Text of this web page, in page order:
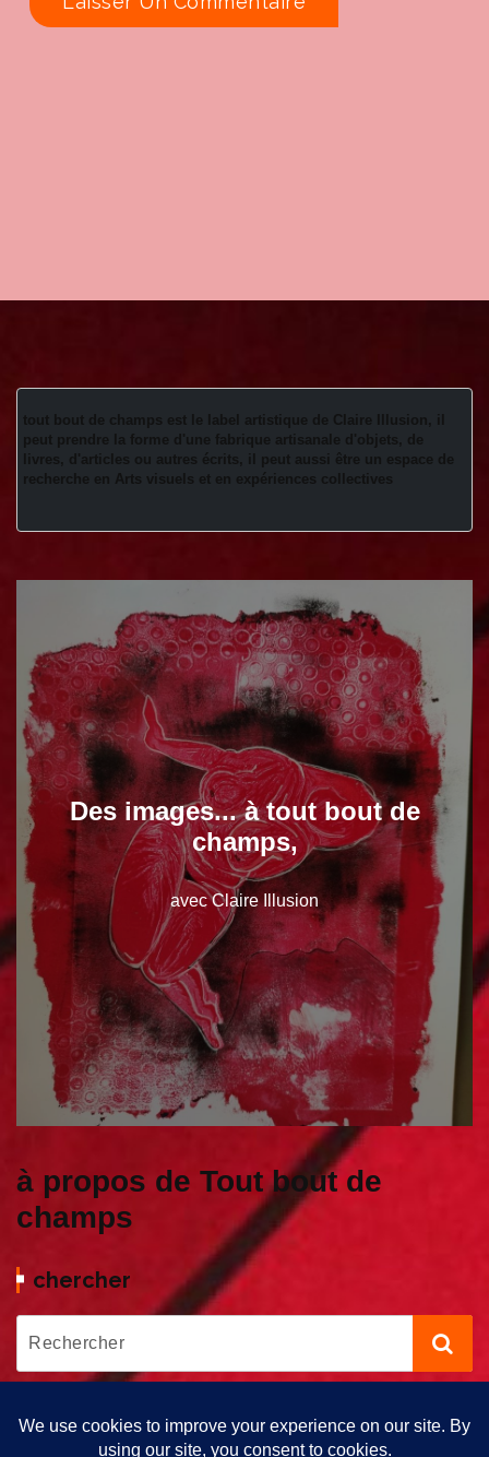
tout bout de champs est le label artistique de Claire Illusion, il
peut prendre la forme d'une fabrique artisanale d'objets, de
livres, d'articles ou autres écrits, il peut aussi être un espace de
recherche en Arts visuels et en expériences collectives
Des images... à tout bout de
champs,
avec Claire Illusion
à propos de Tout bout de
champs
chercher